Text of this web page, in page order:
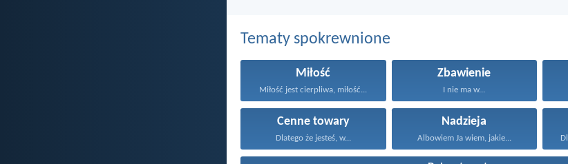
Tematy spokrewnione
Miłość
Miłość jest cierpliwa, miłość...
Zbawienie
I nie ma w...
Cenne towary
Dlatego że jesteś, w...
Nadzieja
Albowiem Ja wiem, jakie...